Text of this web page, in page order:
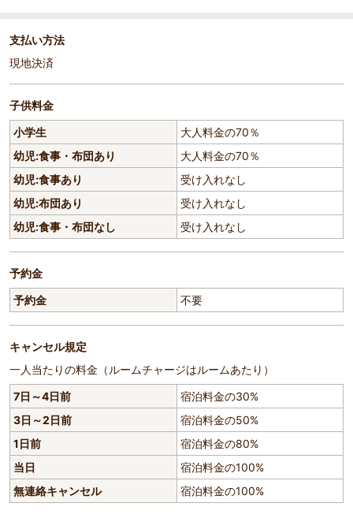
支払い方法
現地決済
子供料金
小学生
大人料金の70％
幼児:食事・布団あり
大人料金の70％
幼児:食事あり
受け入れなし
幼児:布団あり
受け入れなし
幼児:食事・布団なし
受け入れなし
予約金
予約金
不要
キャンセル規定
一人当たりの料金（ルームチャージはルームあたり）
7日～4日前
宿泊料金の30%
3日～2日前
宿泊料金の50%
1日前
宿泊料金の80%
当日
宿泊料金の100%
無連絡キャンセル
宿泊料金の100%